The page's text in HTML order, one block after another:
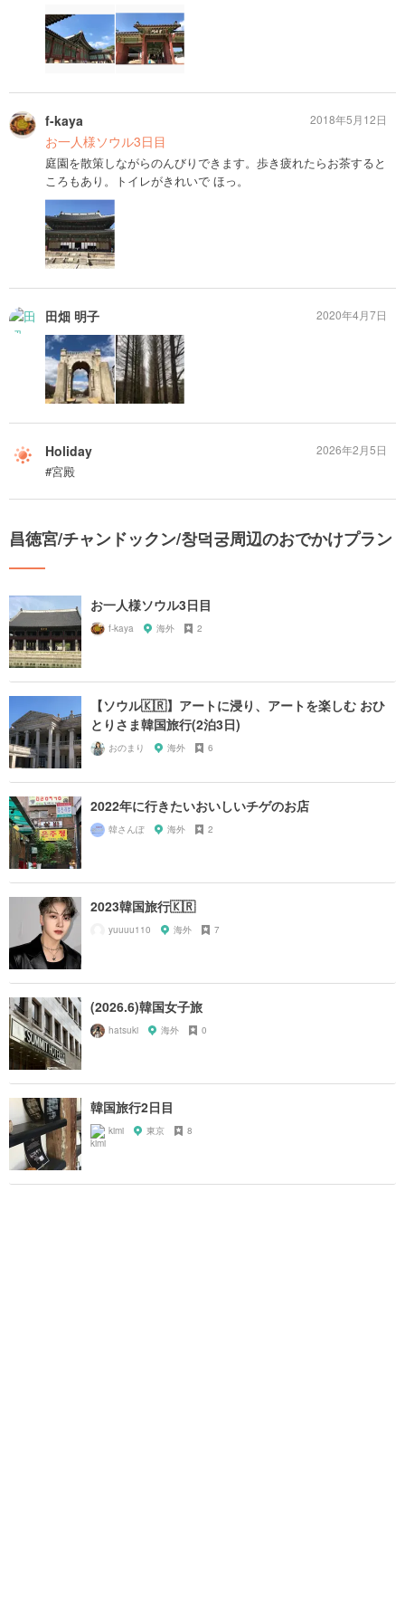
f-kaya
お一人様ソウル3日目
庭園を散策しながらのんびりできます。歩き疲れたらお茶すると
ころもあり。トイレがきれいで ほっ。
2018年5月12日
田畑 明子 2020年4月7日
Holiday
#宮殿
2026年2月5日
昌徳宮/チャンドックン/창덕궁周辺のおでかけプラン
お一人様ソウル3日目
f-kaya 海外 2
【ソウル🇰🇷】アートに浸り、アートを楽しむ おひ
とりさま韓国旅行(2泊3日)
おのまり 海外 6
2022年に行きたいおいしいチゲのお店
韓さんぽ 海外 2
2023韓国旅行🇰🇷
yuuuu110 海外 7
(2026.6)韓国女子旅
hatsuki 海外 0
韓国旅行2日目
kimi 東京 8